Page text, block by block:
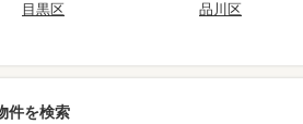
目黒区 品川区
件を検索